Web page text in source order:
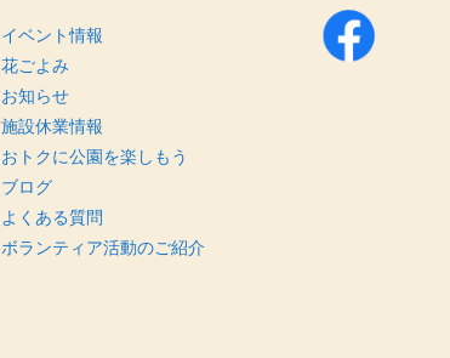
イベント情報
花ごよみ
お知らせ
施設休業情報
おトクに公園を楽しもう
ブログ
よくある質問
ボランティア活動のご紹介